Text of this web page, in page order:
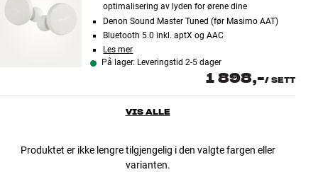
optimalisering av lyden for ørene dine
Denon Sound Master Tuned (før Masimo AAT)
Bluetooth 5.0 inkl. aptX og AAC
Les mer
På lager. Leveringstid 2-5 dager
1 898,-/ SETT
VIS ALLE
Produktet er ikke lengre tilgjengelig i den valgte fargen eller
varianten.